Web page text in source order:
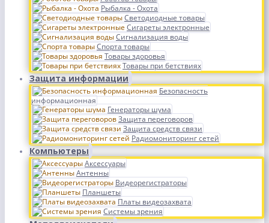
Рыбалка - Охота
Светодиодные товары
Сигареты электронные
Сигнализация воды
Спорта товары
Товары здоровья
Товары при бетствиях
Защита информации
Безопасность
информационная
Генераторы шума
Защита переговоров
Защита средств связи
Радиомониторинг сетей
Компьютеры
Аксессуары
Антенны
Видеорегистраторы
Планшеты
Платы видеозахвата
Системы зрения